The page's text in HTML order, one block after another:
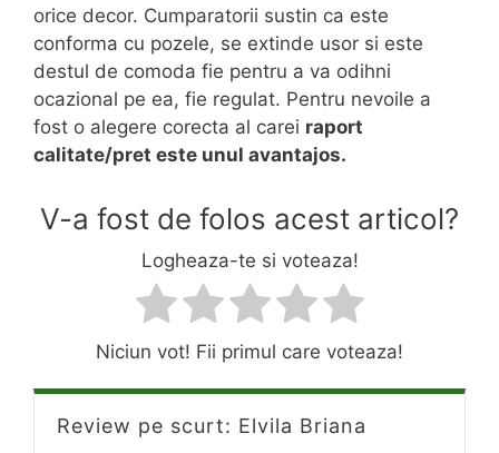
orice decor. Cumparatorii sustin ca este
conforma cu pozele, se extinde usor si este
destul de comoda fie pentru a va odihni
ocazional pe ea, fie regulat. Pentru nevoile a
fost o alegere corecta al carei raport
calitate/pret este unul avantajos.
V-a fost de folos acest articol?
Logheaza-te si voteaza!
Niciun vot! Fii primul care voteaza!
Review pe scurt: Elvila Briana